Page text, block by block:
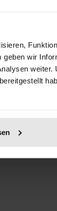
wir